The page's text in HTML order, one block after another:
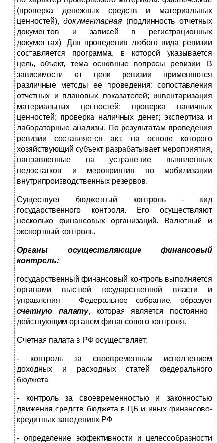
(проверка денежных средств и материальных
ценностей), документарная (подлинность отчетных
документов и записей в регистрационных
документах). Для проведения любого вида ревизии
составляется программа, в которой указывается
цель, объект, тема основные вопросы ревизии. В
зависимости от цели ревизии применяются
различные методы ее проведения: сопоставления
отчетных и плановых показателей; инвентаризация
материальных ценностей; проверка наличных
ценностей; проверка наличных денег; экспертиза и
лабораторные анализы. По результатам проведения
ревизии составляется акт, на основе которого
хозяйствующий субъект разрабатывает мероприятия,
направленные на устранение выявленных
недостатков и мероприятия по мобилизации
внутрипроизводственных резервов.
Существует бюджетный контроль - вид
государственного контроля. Его осуществляют
несколько финансовых организаций. Валютный и
экспортный контроль.
Органы осуществляющие финансовый
контроль:
государственный финансовый контроль выполняется
органами высшей государственной власти и
управления - Федеральное собрание, образует
счетную палату, которая является постоянно
действующим органом финансового контроля.
Счетная палата в РФ осуществляет:
- контроль за своевременным исполнением
доходных и расходных статей федерального
бюджета
- контроль за своевременностью и законностью
движения средств бюджета в ЦБ и иных финансово-
кредитных заведениях РФ
- определение эффективности и целесообразности